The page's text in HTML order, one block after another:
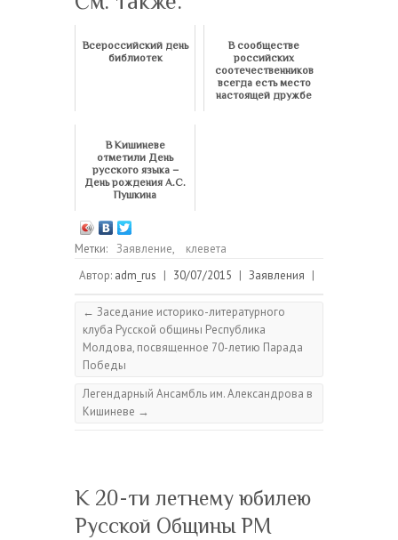
Всероссийский день
библиотек
В сообществе
российских
соотечественников
всегда есть место
настоящей дружбе
В Кишиневе
отметили День
русского языка –
День рождения А.С.
Пушкина
Метки: Заявление,
клевета
Автор: adm_rus | 30/07/2015 | Заявления |
← Заседание историко-литературного
клуба Русской общины Республика
Молдова, посвященное 70-летию Парада
Победы
Легендарный Ансамбль им. Александрова в
Кишиневе →
К 20-ти летнему юбилею
Русской Общины РМ